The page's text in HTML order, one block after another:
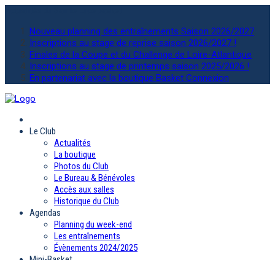
Nouveau planning des entraînements Saison 2026/2027
Inscriptions au stage de reprise saison 2026/2027 !
Finales de la Coupe et du Challenge de Loire-Atlantique
Inscriptions au stage de printemps saison 2025/2026 !
En partenariat avec la boutique Basket Connexion
Le Club
Actualités
La boutique
Photos du Club
Le Bureau & Bénévoles
Accès aux salles
Historique du Club
Agendas
Planning du week-end
Les entraînements
Évènements 2024/2025